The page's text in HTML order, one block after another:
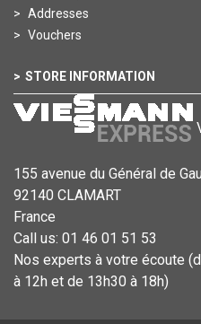
Addresses
Vouchers
STORE INFORMATION
155 avenue du Général de
92140 CLAMART
France
Call us: 01 46 01 51 53
Nos experts à votre écoute
à 12h et de 13h30 à 18h)